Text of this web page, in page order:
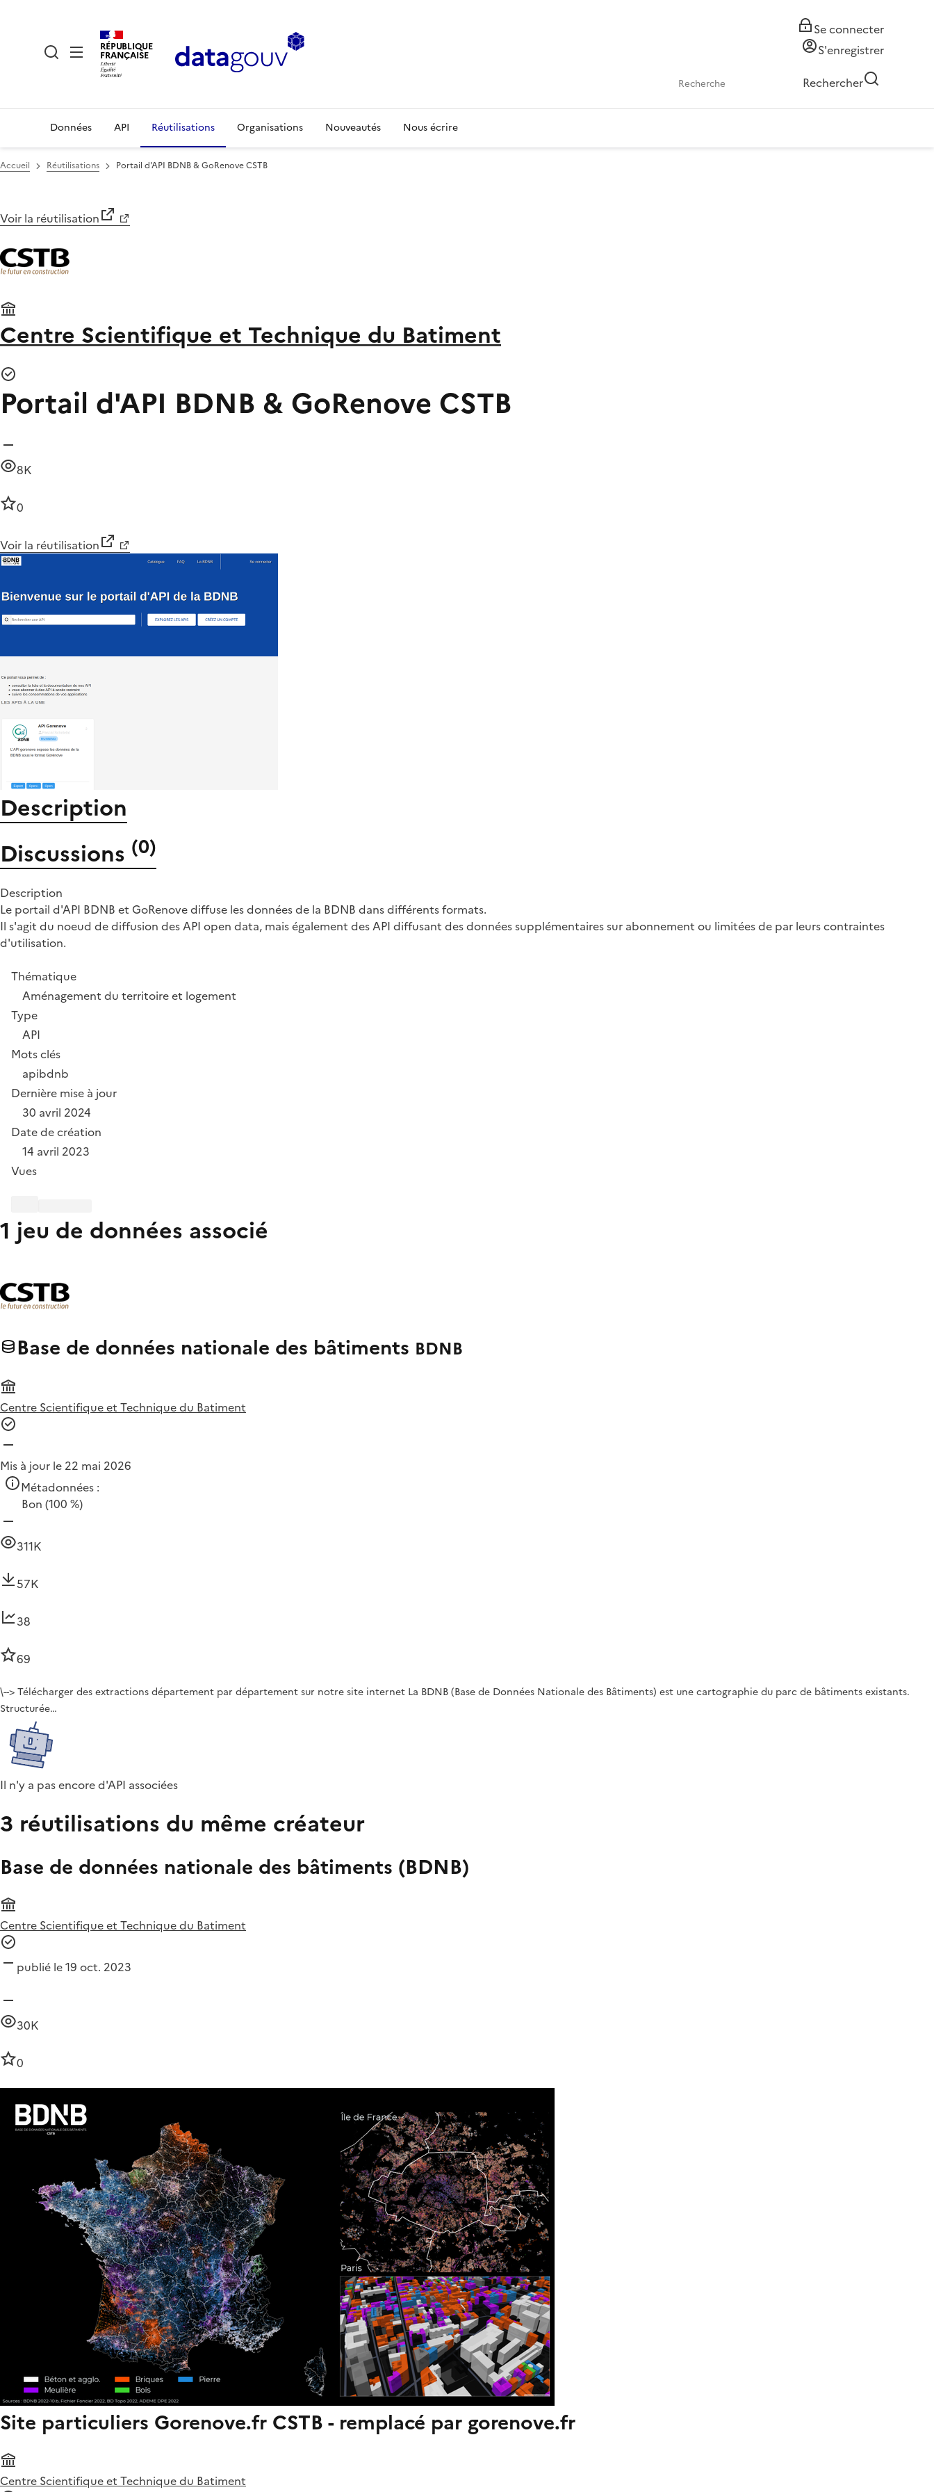
RÉPUBLIQUE
FRANÇAISE
Se connecter
S'enregistrer
Rechercher
Données API Réutilisations Organisations Nouveautés Nous écrire
Accueil Réutilisations Portail d'API BDNB & GoRenove CSTB
Voir la réutilisation
Centre Scientifique et Technique du Batiment
Portail d'API BDNB & GoRenove CSTB
8K
0
Voir la réutilisation
Description
Discussions (0)
Description
Le portail d'API BDNB et GoRenove diffuse les données de la BDNB dans différents formats.
Il s'agit du noeud de diffusion des API open data, mais également des API diffusant des données supplémentaires sur abonnement ou limitées de par leurs contraintes
d'utilisation.
Thématique
Aménagement du territoire et logement
Type
API
Mots clés
apibdnb
Dernière mise à jour
30 avril 2024
Date de création
14 avril 2023
Vues
1 jeu de données associé
Base de données nationale des bâtiments BDNB
Centre Scientifique et Technique du Batiment
Mis à jour le 22 mai 2026
Métadonnées :
Bon (100 %)
311K
57K
38
69
\--> Télécharger des extractions département par département sur notre site internet La BDNB (Base de Données Nationale des Bâtiments) est une cartographie du parc de bâtiments existants.
Structurée…
Il n'y a pas encore d'API associées
3 réutilisations du même créateur
Base de données nationale des bâtiments (BDNB)
Centre Scientifique et Technique du Batiment
publié le 19 oct. 2023
30K
0
Site particuliers Gorenove.fr CSTB - remplacé par gorenove.fr
Centre Scientifique et Technique du Batiment